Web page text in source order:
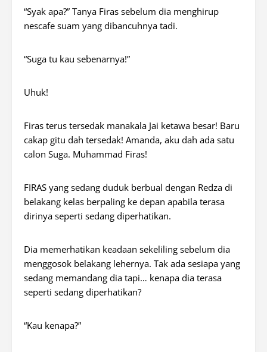
“Syak apa?” Tanya Firas sebelum dia menghirup
nescafe suam yang dibancuhnya tadi.
“Suga tu kau sebenarnya!”
Uhuk!
Firas terus tersedak manakala Jai ketawa besar! Baru
cakap gitu dah tersedak! Amanda, aku dah ada satu
calon Suga. Muhammad Firas!
FIRAS yang sedang duduk berbual dengan Redza di
belakang kelas berpaling ke depan apabila terasa
dirinya seperti sedang diperhatikan.
Dia memerhatikan keadaan sekeliling sebelum dia
menggosok belakang lehernya. Tak ada sesiapa yang
sedang memandang dia tapi… kenapa dia terasa
seperti sedang diperhatikan?
“Kau kenapa?”